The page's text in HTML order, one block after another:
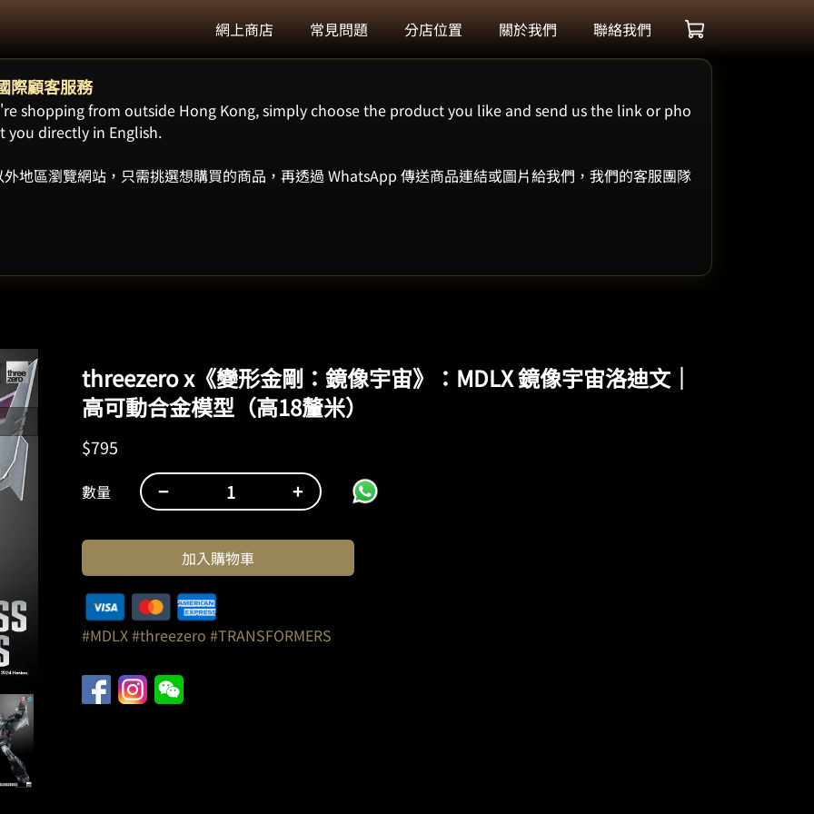
網上商店 常見問題 分店位置 關於我們 聯絡我們
顧客服務
shopping from outside Hong Kong, simply choose the product you like and send us the link or pho
you directly in English.
地區瀏覽網站，只需挑選想購買的商品，再透過 WhatsApp 傳送商品連結或圖片給我們，我們的客服團隊
threezero x《變形金剛：鏡像宇宙》：MDLX 鏡像宇宙洛迪文｜
高可動合金模型（高18釐米）
$795
threezero
形
金
剛：
鏡
像
宙》：
MDLX
數量 − +
加入購物車
#MDLX#threezero #TRANSFORMERS